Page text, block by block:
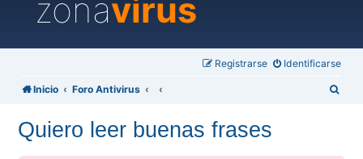
zonavirus
Identificarse
Registrarse
Inicio Foro Antivirus
Quiero leer buenas frases